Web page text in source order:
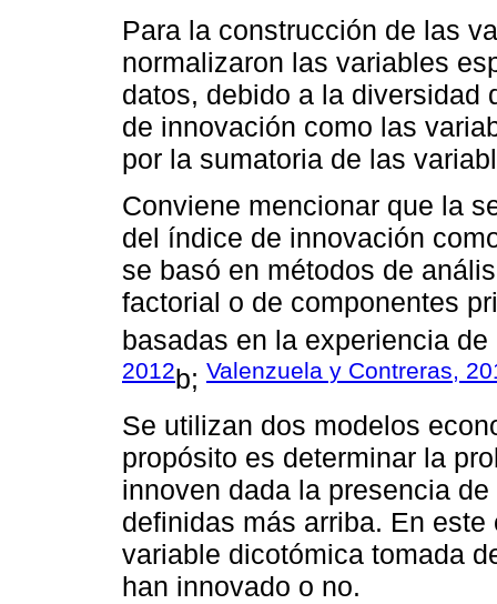
Para la construcción de las
normalizaron las variables
datos, debido a la diversidad
de innovación como las
por la sumatoria de las
Conviene mencionar que la
del índice de innovación
se basó en métodos de
factorial o de componentes
basadas en la experiencia
2012b; Valenzuela y Contreras,
Se utilizan dos modelos
propósito es determinar la
innoven dada la presencia
definidas más arriba. En
variable dicotómica tomada
han innovado o no.